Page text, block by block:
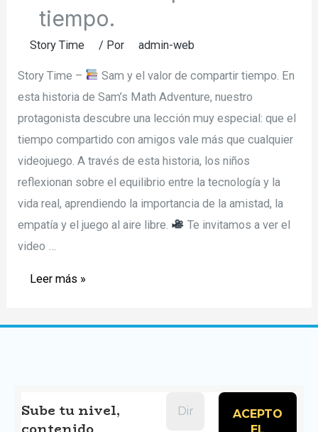
tiempo.
Story Time / Por admin-web
Story Time –
Sam y el valor de compartir tiempo. En
esta historia de Sam’s Math Adventure, nuestro
protagonista descubre una lección muy especial: que el
tiempo compartido con amigos vale más que cualquier
videojuego. A través de esta historia, los niños
reflexionan sobre el equilibrio entre la tecnología y la
vida real, aprendiendo la importancia de la amistad, la
empatía y el juego al aire libre.
Te invitamos a ver el
video …
Story
valor
de
Leer más »
Sube tu nivel,